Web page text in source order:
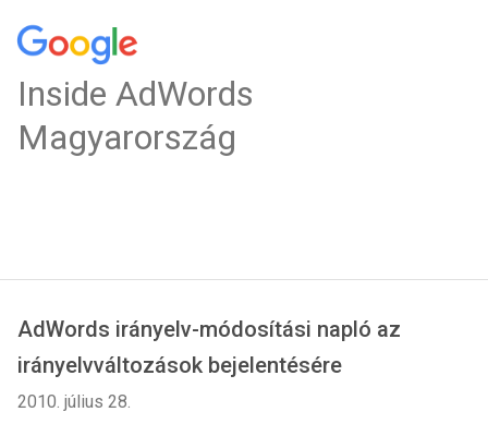
Inside AdWords
Magyarország
AdWords irányelv-módosítási napló az
irányelvváltozások bejelentésére
2010. július 28.